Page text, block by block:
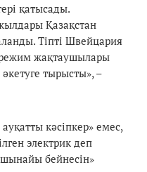
қатысады.
Қазақстан
Тіпті Швейцария
жақтаушылары
тырысты», –
кәсіпкер» емес,
электрик деп
бейнесін»